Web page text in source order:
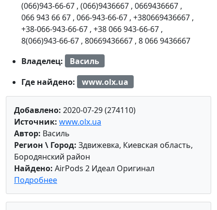
(066)943-66-67 , (066)9436667 , 0669436667 ,
066 943 66 67 , 066-943-66-67 , +380669436667 ,
+38-066-943-66-67 , +38 066 943-66-67 ,
8(066)943-66-67 , 80669436667 , 8 066 9436667
Владелец:
Василь
Где найдено:
www.olx.ua
Добавлено: 2020-07-29 (274110)
Источник: www.olx.ua
Автор: Василь
Регион \ Город: Здвижевка, Киевская область,
Бородянский район
Найдено: AirPods 2 Идеал Оригинал
Подробнее